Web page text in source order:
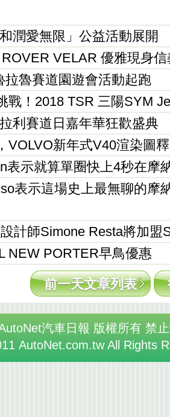
和潤愛無限」公益活動展開
VELAR 優雅現身
拉魯賽道園遊會活動起跑
戰！2018 TSR 三陽SYM
利賽道日嘉年華狂歡盛典
VOLVO新年式V40渲染圖
表示就算單圈快上4秒在摩
表示這場史上最無聊的摩
計師Simone Resta將加盟
NEW PORTER早鳥優惠
前一天文章列表
汽車日報 版權所有 禁
AutoNet.com.tw All Rights